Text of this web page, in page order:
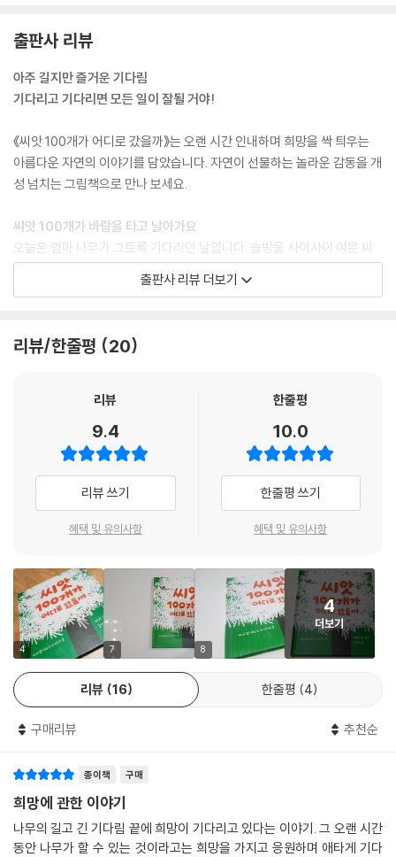
출판사 리뷰
아주 길지만 즐거운 기다림
기다리고 기다리면 모든 일이 잘될 거야!
《씨앗 100개가 어디로 갔을까》는 오랜 시간 인내하며 희망을 싹 틔우는
아름다운 자연의 이야기를 담았습니다. 자연이 선물하는 놀라운 감동을 개
성 넘치는 그림책으로 만나 보세요.
씨앗 100개가 바람을 타고 날아가요
오늘은 엄마 나무가 그토록 기다리던 날입니다. 솔방울 사이사이 여문 씨
앗들이 바람을 타고 멀리 날아가기에 완벽한 날이지요. 엄마 나무는 이날
이 오기까지 희망을 품고 매서운 추위와 타는 듯한 더위를 묵묵히 견뎠습
《씨앗 100개가 어디로 갔을까》는 씨앗들에게 닥친 시련과 하나하나 마주
엄마 나무의 간절한 바람을 담아 무사히 착지하는 듯했던 100개의 씨앗 중
10개는 그만 도로 한복판에 떨어집니다. 20개는 강물에 빠지고 말아요. 2
5개는 새들이 콕콕 쪼아 먹어 버렸지요. 남은 씨앗 중에 10개는 다람쥐가
날름, 10개는 다람쥐처럼 폴짝폴짝 뛰어다니는 남자아이가 달랑 주워 가
살아남아 싹을 틔울 수 있을지 조바심 내게 되지요. 동시에 씨앗이 처한 곤
경에 같이 슬퍼하고 엄마 나무처럼 희망을 끈을 놓지 않는 자신을 발견하
게 될 것입니다.
흥미진진한 이야기와 감각적인 일러스트
이 책을 쓴 이자벨 미뇨스 마르틴스는 2015년 ‘포르투갈 최고의 어린이
책’ 상을 수상한 작가로 이 책의 원서《Cem sementes que voaram》을
과 천진한 발상으로 아이들의 호기심을 자극하는 이야기들을 만들어 왔지
아동도서전에서 여러 차례 깊은 인상을 남긴 뛰어난 그림 작가입니다. 두
작가는 뻔해 보일 수 있는 씨앗의 여행을 감각적이고 익살맞게 표현해 책
의 재미를 더했지요. 그러면서도 희망을 잃지 않고 인내하는 자연의 의연
함과 꿋꿋한 의지에 깊이 감동할 수 있게 이끕니다.
출판사 리뷰 더보기
리뷰/한줄평 20
리뷰
9.4
리뷰 쓰기
혜택 및 유의사항
한줄평
10.0
한줄평 쓰기
혜택 및 유의사항
4 7 8
4
더보기
리뷰 16 한줄평 4
구매리뷰 추천순
종이책 구매
희망에 관한 이야기
나무의 길고 긴 기다림 끝에 희망이 기다리고 있다는 이야기. 그 오랜 시간
동안 나무가 할 수 있는 것이라고는 희망을 가지고 응원하며 애타게 기다